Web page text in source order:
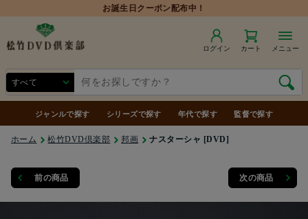
ログイン カート メニュー
ジャンルで探す シリーズで探す 年代で探す 監督で探す
ホーム 松竹DVD倶楽部 邦画 ナスターシャ [DVD]
前の商品 次の商品